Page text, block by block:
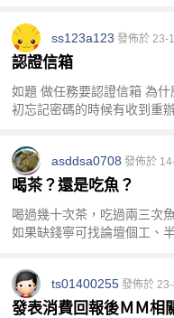
ss123a123 發佈於 23-
認證信箱
如題 做任務要認證信箱 為
初忘記密碼的時候有收到重辦
asddsa0708 發佈於
喝茶？還是吃魚？
喝過幾十次茶，吃過兩三次
如果缺錢寧可找論壇個工、
ts01400255 發佈於
發表消費回報後ＭＭ相